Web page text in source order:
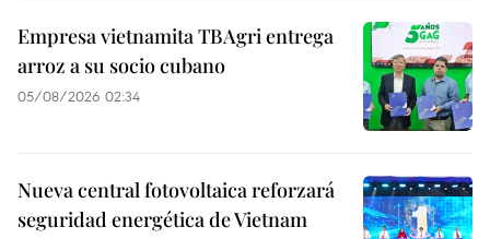
Empresa vietnamita TBAgri entrega
arroz a su socio cubano
05/08/2026 02:34
Nueva central fotovoltaica reforzará
seguridad energética de Vietnam